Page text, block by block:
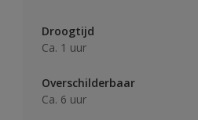
Droogtijd
Ca. 1 uur
Overschilderbaar
Ca. 6 uur